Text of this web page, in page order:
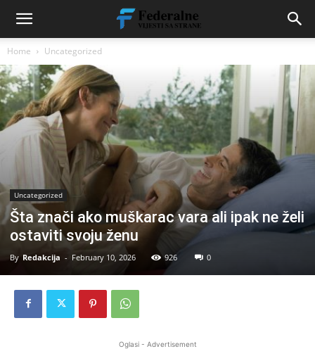
Home Uncategorized
Uncategorized
Šta znači ako muškarac vara ali ipak ne želi
ostaviti svoju ženu
By Redakcija - February 10, 2026 926 0
Oglasi - Advertisement